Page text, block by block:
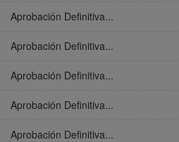
Aprobación Definitiva...
Aprobación Definitiva...
Aprobación Definitiva...
Aprobación Definitiva...
Aprobación Definitiva...